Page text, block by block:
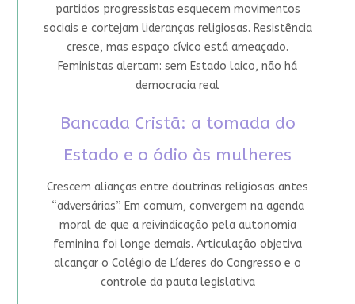
partidos progressistas esquecem movimentos
sociais e cortejam lideranças religiosas. Resistência
cresce, mas espaço cívico está ameaçado.
Feministas alertam: sem Estado laico, não há
democracia real
Bancada Cristã: a tomada do
Estado e o ódio às mulheres
Crescem alianças entre doutrinas religiosas antes
“adversárias”. Em comum, convergem na agenda
moral de que a reivindicação pela autonomia
feminina foi longe demais. Articulação objetiva
alcançar o Colégio de Líderes do Congresso e o
controle da pauta legislativa